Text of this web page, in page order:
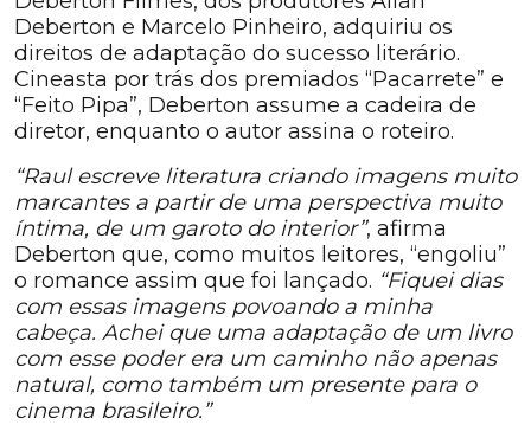
Deberton e Marcelo Pinheiro, adquiriu os
direitos de adaptação do sucesso literário.
Cineasta por trás dos premiados “Pacarrete” e
“Feito Pipa”, Deberton assume a cadeira de
diretor, enquanto o autor assina o roteiro.
“Raul escreve literatura criando imagens muito
marcantes a partir de uma perspectiva muito
íntima, de um garoto do interior”, afirma
Deberton que, como muitos leitores, “engoliu”
o romance assim que foi lançado. “Fiquei dias
com essas imagens povoando a minha
cabeça. Achei que uma adaptação de um livro
com esse poder era um caminho não apenas
natural, como também um presente para o
cinema brasileiro.”